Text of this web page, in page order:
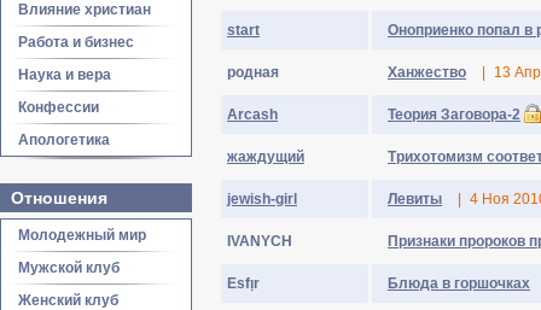
Влияние христиан
Работа и бизнес
Наука и вера
Конфессии
Апологетика
Отношения
Молодежный мир
Мужской клуб
Женский клуб
start Оноприенко попал в
родная Ханжество 13
Arcash Теория Заговора-2
жаждущий Трихотомизм
jewish-girl Левиты 4 Ноя
IVANYCH Признаки пророков
Esfᴉr Блюда в горшочках